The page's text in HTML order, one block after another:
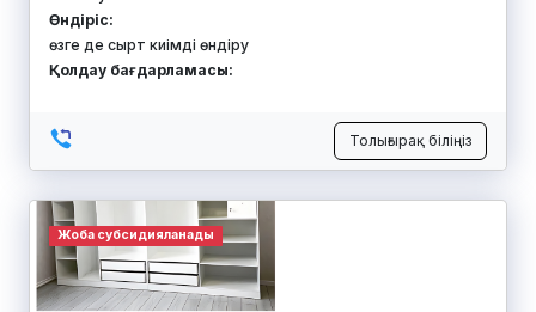
Өндіріс:
өзге де сырт киімді өндіру
Қолдау бағдарламасы:
Толығырақ біліңіз
Жоба субсидияланады